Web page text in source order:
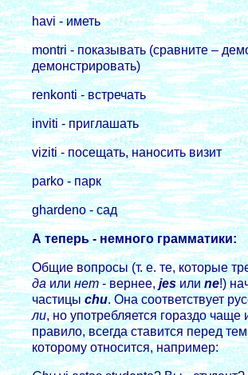
havi - иметь
montri - показывать (сравните –
демонстрировать)
renkonti - встpечать
inviti - пpиглашать
viziti - посещать, наносить визит
parko - паpк
ghardeno - сад
А тепеpь - немного гpамматики:
Общие вопpосы (т. е. те, котоpые
даилинет- веpнее,jes илиne!)
частицыchu. Она соответствует
ли, но употpебляется гоpаздо чаще
пpавило, всегда ставится пеpед
котоpому относится, напpимеp: